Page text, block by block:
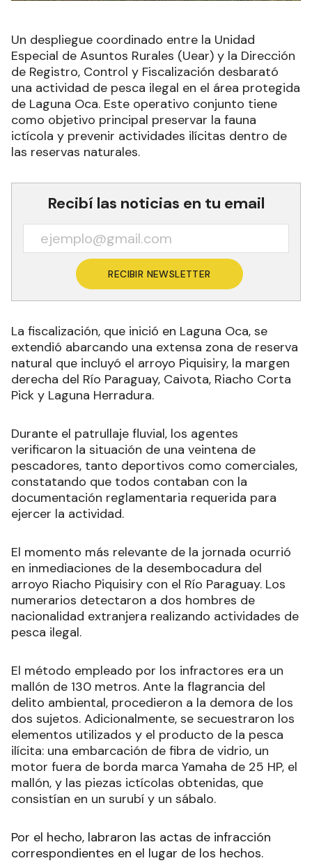
Un despliegue coordinado entre la Unidad
Especial de Asuntos Rurales (Uear) y la Dirección
de Registro, Control y Fiscalización desbarató
una actividad de pesca ilegal en el área protegida
de Laguna Oca. Este operativo conjunto tiene
como objetivo principal preservar la fauna
ictícola y prevenir actividades ilícitas dentro de
las reservas naturales.
Recibí las noticias en tu email
RECIBIR NEWSLETTER
La fiscalización, que inició en Laguna Oca, se
extendió abarcando una extensa zona de reserva
natural que incluyó el arroyo Piquisiry, la margen
derecha del Río Paraguay, Caivota, Riacho Corta
Pick y Laguna Herradura.
Durante el patrullaje fluvial, los agentes
verificaron la situación de una veintena de
pescadores, tanto deportivos como comerciales,
constatando que todos contaban con la
documentación reglamentaria requerida para
ejercer la actividad.
El momento más relevante de la jornada ocurrió
en inmediaciones de la desembocadura del
arroyo Riacho Piquisiry con el Río Paraguay. Los
numerarios detectaron a dos hombres de
nacionalidad extranjera realizando actividades de
pesca ilegal.
El método empleado por los infractores era un
mallón de 130 metros. Ante la flagrancia del
delito ambiental, procedieron a la demora de los
dos sujetos. Adicionalmente, se secuestraron los
elementos utilizados y el producto de la pesca
ilícita: una embarcación de fibra de vidrio, un
motor fuera de borda marca Yamaha de 25 HP, el
mallón, y las piezas ictícolas obtenidas, que
consistían en un surubí y un sábalo.
Por el hecho, labraron las actas de infracción
correspondientes en el lugar de los hechos.